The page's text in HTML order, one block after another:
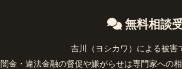
無料相談
吉川（ヨシカワ）による被害
闇金・違法金融の督促や嫌がらせは専門家への